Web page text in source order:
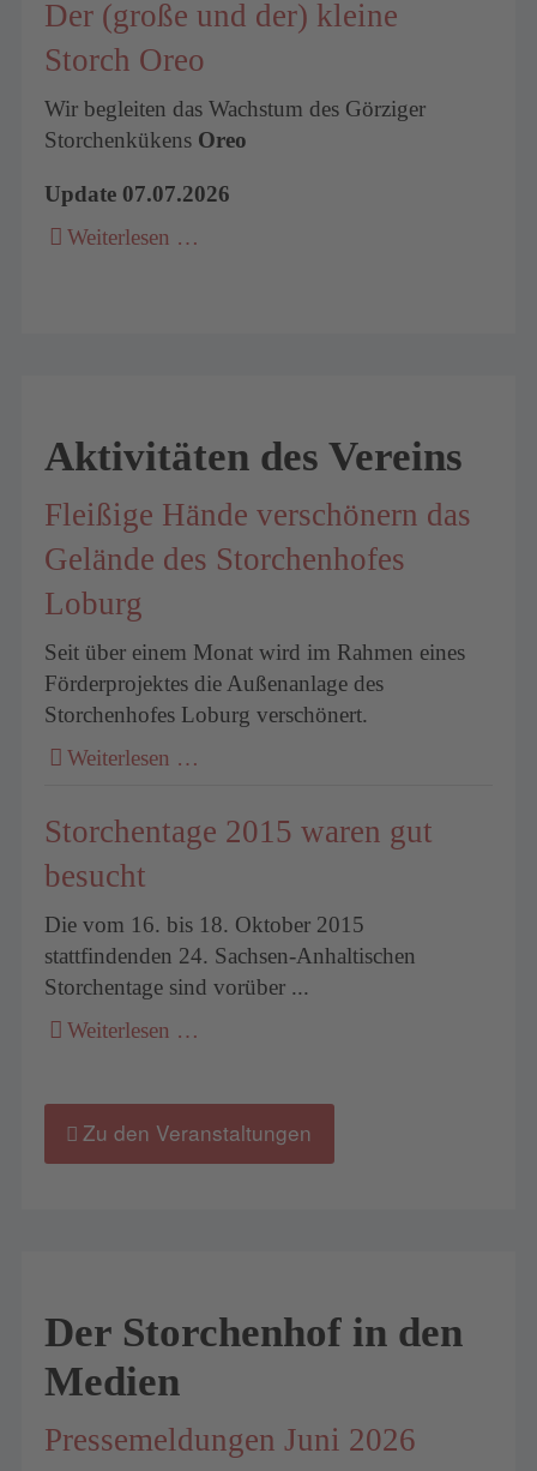
Der (große und der) kleine
Storch Oreo
Wir begleiten das Wachstum des Görziger
Storchenkükens Oreo
Update 07.07.2026
Weiterlesen …
Aktivitäten des Vereins
Fleißige Hände verschönern das
Gelände des Storchenhofes
Loburg
Seit über einem Monat wird im Rahmen eines
Förderprojektes die Außenanlage des
Storchenhofes Loburg verschönert.
Weiterlesen …
Storchentage 2015 waren gut
besucht
Die vom 16. bis 18. Oktober 2015
stattfindenden 24. Sachsen-Anhaltischen
Storchentage sind vorüber ...
Weiterlesen …
Zu den Veranstaltungen
Der Storchenhof in den
Medien
Pressemeldungen Juni 2026